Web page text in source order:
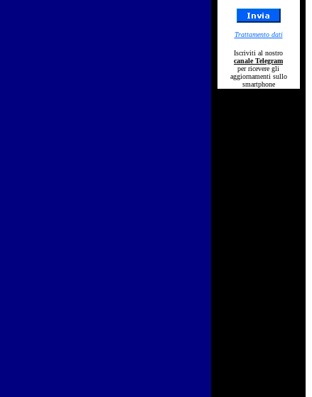
Trattamento dati
Iscriviti al nostro
canale Telegram
per ricevere gli
aggiornamenti sullo
smartphone